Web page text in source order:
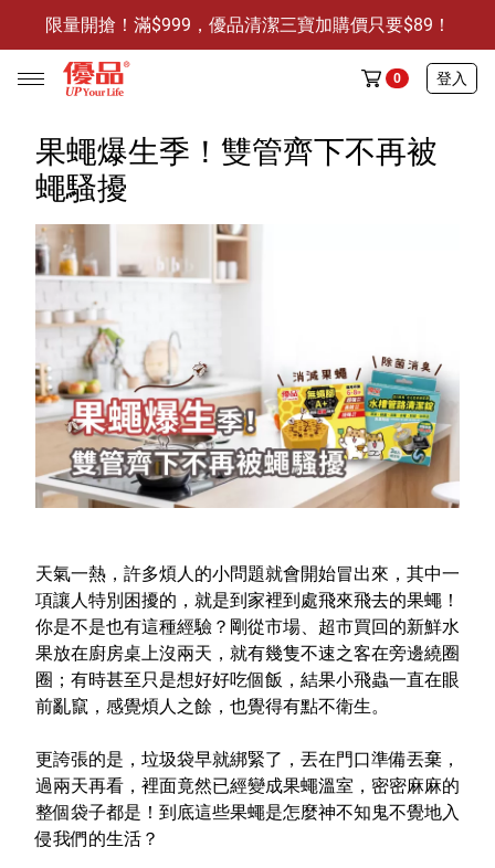
限量開搶！滿$999，優品清潔三寶加購價只要$89！
防霉清潔好幫手-任3件贈保濕抗菌洗手乳
限量開搶！滿$999，優品清潔三寶加購價只要$89！
0 登入
🔥任選1件折9元-新老客戶感恩回饋
商品介紹
全部商品
限時特賣
防霉清潔好幫手(任3件，贈抗菌保濕洗手乳)
室內外除蟲專區
浴室清潔專區
清潔大掃除專區
精油香氛專區
強效誘引捕黏板
優品x柴語錄
團購專區
果蠅爆生季！雙管齊下不再被
蠅騷擾
天氣一熱，許多煩人的小問題就會開始冒出來，其中一
項讓人特別困擾的，就是到家裡到處飛來飛去的果蠅！
你是不是也有這種經驗？剛從市場、超市買回的新鮮水
果放在廚房桌上沒兩天，就有幾隻不速之客在旁邊繞圈
圈；有時甚至只是想好好吃個飯，結果小飛蟲一直在眼
前亂竄，感覺煩人之餘，也覺得有點不衛生。
更誇張的是，垃圾袋早就綁緊了，丟在門口準備丟棄，
過兩天再看，裡面竟然已經變成果蠅溫室，密密麻麻的
整個袋子都是！到底這些果蠅是怎麼神不知鬼不覺地入
侵我們的生活？